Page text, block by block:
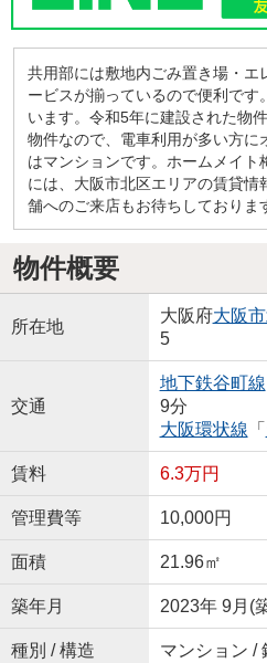
共用部には敷地内ごみ置き場・エ
ービスが揃っているので便利で
います。令和5年に建設された物
物件なので、電車利用が多い方に
はマンションです。ホームメイ
には、大阪市北区エリアの賃貸
舗へのご来店もお待ちしておりま
物件概要
所在地
大阪府大阪
5
交通
地下鉄谷町線
9分
大阪環状線 「
賃料 6.3万円
管理費等 10,000円
面積 21.96㎡
築年月 2023年 9月(
種別 / 構造 マンション /